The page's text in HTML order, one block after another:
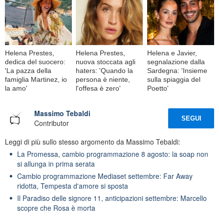
Helena Prestes,
dedica del suocero:
'La pazza della
famiglia Martinez, io
la amo'
Helena Prestes,
nuova stoccata agli
haters: 'Quando la
persona è niente,
l'offesa è zero'
Helena e Javier,
segnalazione dalla
Sardegna: 'Insieme
sulla spiaggia del
Poetto'
Massimo Tebaldi
Contributor
SEGUI
Leggi di più sullo stesso argomento da Massimo Tebaldi:
La Promessa, cambio programmazione 8 agosto: la soap non
si allunga in prima serata
Cambio programmazione Mediaset settembre: Far Away
ridotta, Tempesta d'amore si sposta
Il Paradiso delle signore 11, anticipazioni settembre: Marcello
scopre che Rosa è morta